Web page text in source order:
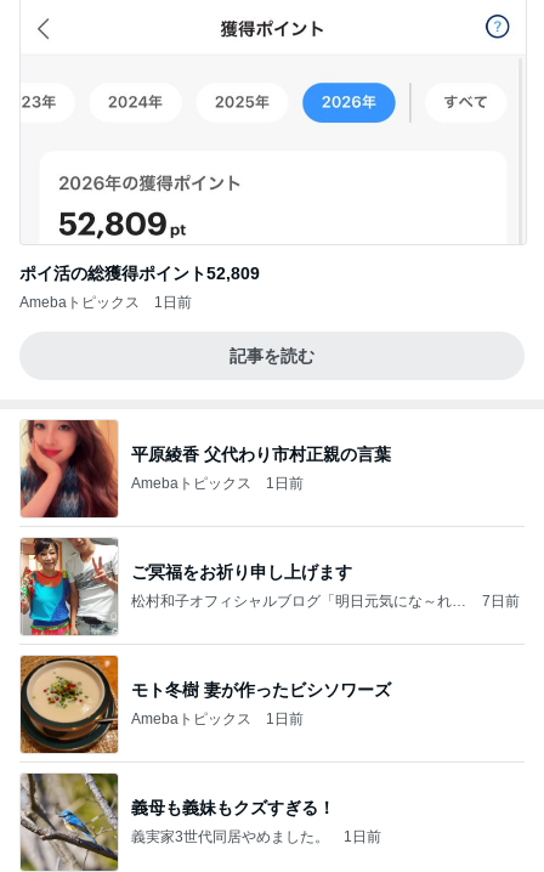
ポイ活の総獲得ポイント52,809
Amebaトピックス 1日前
記事を読む
平原綾香 父代わり市村正親の言葉
Amebaトピックス 1日前
ご冥福をお祈り申し上げます
松村和子オフィシャルブログ「明日元気にな～れ」
7日前
モト冬樹 妻が作ったビシソワーズ
Amebaトピックス 1日前
義母も義妹もクズすぎる！
義実家3世代同居やめました。 1日前